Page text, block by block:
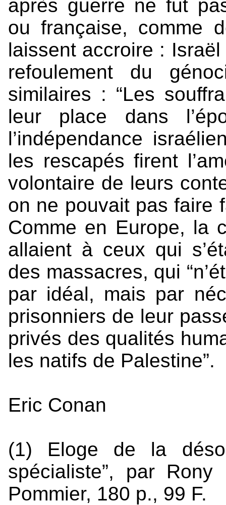
après guerre ne fut
ou française, comme
laissent accroire :
refoulement du
similaires : “Les
leur place dans
l’indépendance
les rescapés firent
volontaire de leurs
on ne pouvait pas faire
Comme en Europe, la
allaient à ceux qui
des massacres, qui
par idéal, mais par
prisonniers de leur
privés des qualités
les natifs de Palestine”.
Eric Conan
(1) Eloge de la
spécialiste”, par
Pommier, 180 p., 99 F.